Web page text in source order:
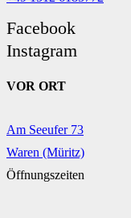
Facebook
Instagram
VOR ORT
Am Seeufer 73
Waren (Müritz)
Öffnungszeiten